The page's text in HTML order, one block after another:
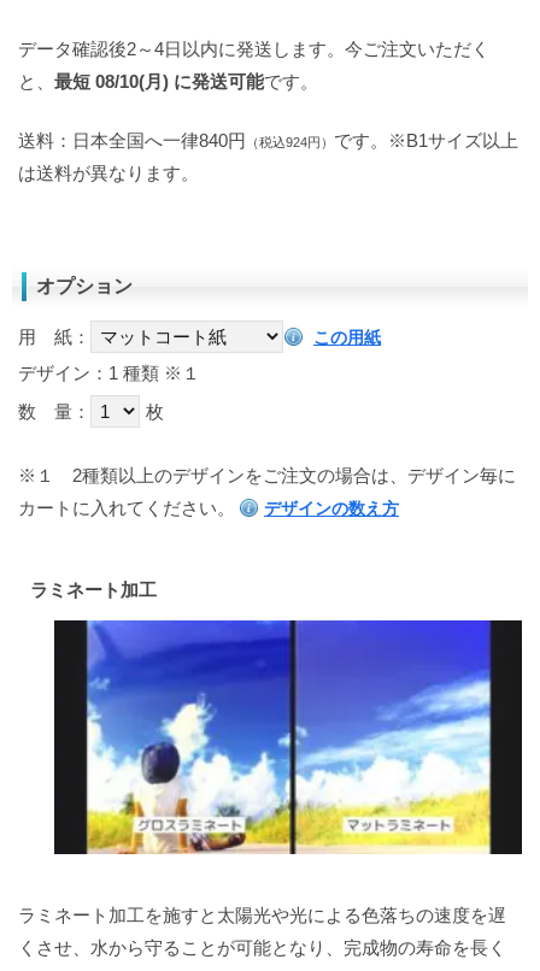
データ確認後2～4日以内に発送します。今ご注文いただく
と、 最短 08/10(月) に発送可能です。
送料：日本全国へ一律840円 （税込924円） です。※B1サイズ以上
は送料が異なります。
オプション
用 紙： この用紙
デザイン：1 種類 ※１
数 量：
枚
※１
2種類以上のデザインをご注文の場合は、デザイン毎に
カートに入れてください。
デザインの数え方
ラミネート加工
ラミネート加工を施すと太陽光や光による色落ちの速度を遅
くさせ、水から守ることが可能となり、完成物の寿命を長く